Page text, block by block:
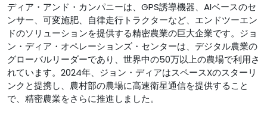
ディア・アンド・カンパニーは、GPS誘導機器、AIベースのセ
ンサー、可変施肥、自律走行トラクターなど、エンドツーエン
ドのソリューションを提供する精密農業の巨大企業です。ジョ
ン・ディア・オペレーションズ・センターは、デジタル農業の
グローバルリーダーであり、世界中の50万以上の農場で利用さ
れています。2024年、ジョン・ディアはスペースXのスターリ
ンクと提携し、農村部の農場に高速衛星通信を提供すること
で、精密農業をさらに推進しました。